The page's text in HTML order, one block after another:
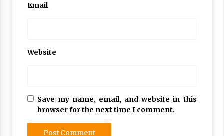
Email
Website
Save my name, email, and website in this
browser for the next time I comment.